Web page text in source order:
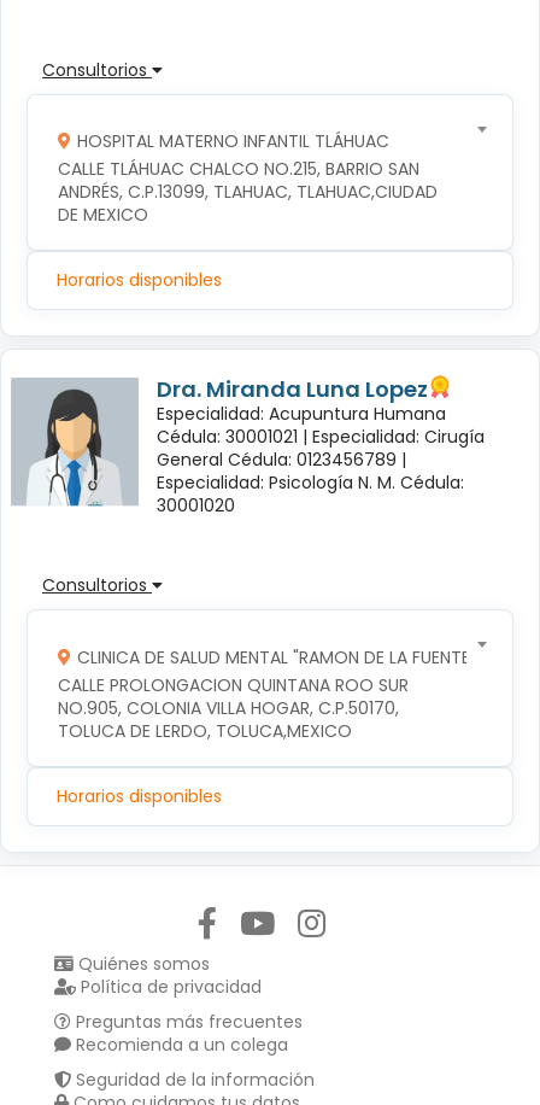
Consultorios
HOSPITAL MATERNO INFANTIL TLÁHUAC
CALLE TLÁHUAC CHALCO NO.215, BARRIO SAN
ANDRÉS, C.P.13099, TLAHUAC, TLAHUAC,CIUDAD
DE MEXICO
Horarios disponibles
Dra. Miranda Luna Lopez
Especialidad: Acupuntura Humana
Cédula: 30001021 | Especialidad: Cirugía
General Cédula: 0123456789 |
Especialidad: Psicología N. M. Cédula:
30001020
Consultorios
CLINICA DE SALUD MENTAL "RAMON DE LA FUENTE"
CALLE PROLONGACION QUINTANA ROO SUR
NO.905, COLONIA VILLA HOGAR, C.P.50170,
TOLUCA DE LERDO, TOLUCA,MEXICO
Horarios disponibles
Quiénes somos
Política de privacidad
Preguntas más frecuentes
Recomienda a un colega
Seguridad de la información